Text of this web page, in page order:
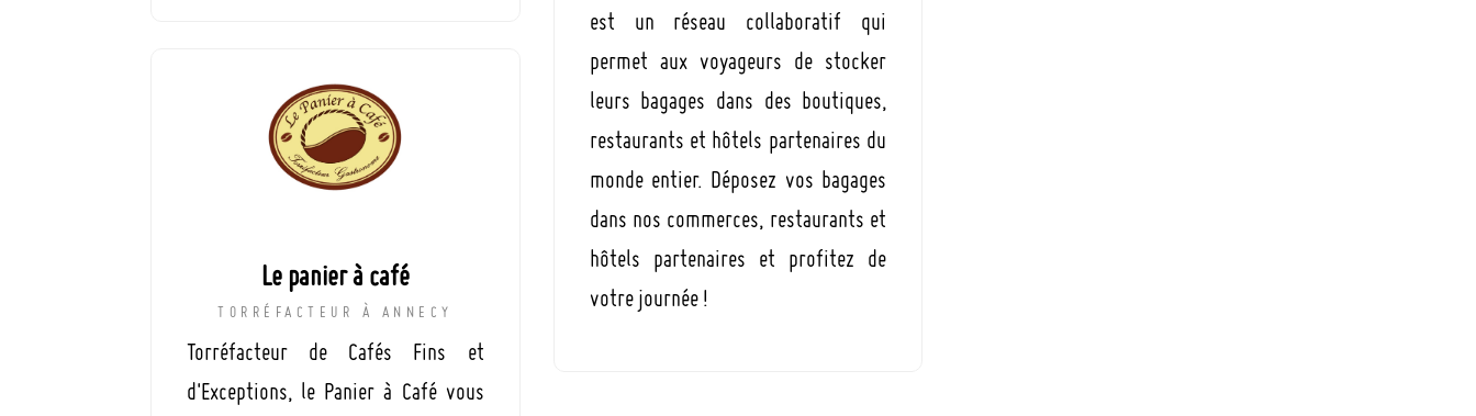
Le panier à café
TORRÉFACTEUR À ANNECY
Torréfacteur de Cafés Fins et
d'Exceptions, le Panier à Café vous
est un réseau collaboratif qui
permet aux voyageurs de stocker
leurs bagages dans des boutiques,
restaurants et hôtels partenaires du
monde entier. Déposez vos bagages
dans nos commerces, restaurants et
hôtels partenaires et profitez de
votre journée !